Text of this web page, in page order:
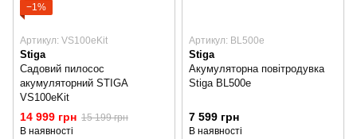
−1%
Артикул: VS100eKit
Stiga
Садовий пилосос
акумуляторний STIGA
VS100eKit
14 999 грн 15 199 грн
В наявності
Артикул: BL500e
Stiga
Акумуляторна повітродувка
Stiga BL500e
7 599 грн
В наявності